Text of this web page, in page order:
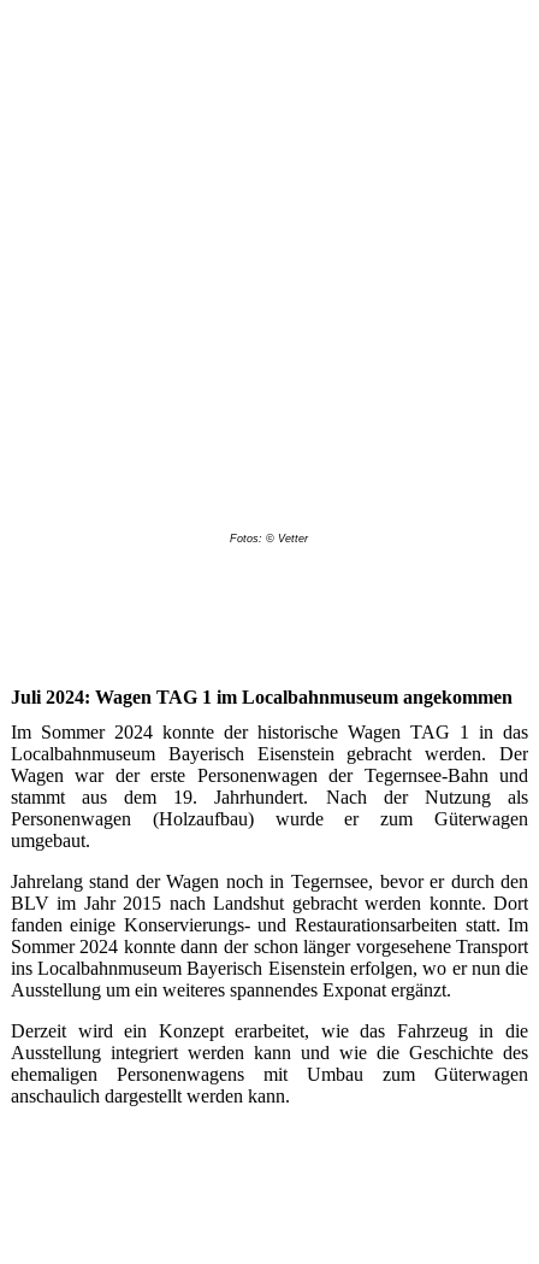
Fotos: © Vetter
Juli 2024: Wagen TAG 1 im Localbahnmuseum angekommen
Im Sommer 2024 konnte der historische Wagen TAG 1 in das
Localbahnmuseum Bayerisch Eisenstein gebracht werden. Der
Wagen war der erste Personenwagen der Tegernsee-Bahn und
stammt aus dem 19. Jahrhundert. Nach der Nutzung als
Personenwagen (Holzaufbau) wurde er zum Güterwagen
umgebaut.
Jahrelang stand der Wagen noch in Tegernsee, bevor er durch den
BLV im Jahr 2015 nach Landshut gebracht werden konnte. Dort
fanden einige Konservierungs- und Restaurationsarbeiten statt. Im
Sommer 2024 konnte dann der schon länger vorgesehene Transport
ins Localbahnmuseum Bayerisch Eisenstein erfolgen, wo er nun die
Ausstellung um ein weiteres spannendes Exponat ergänzt.
Derzeit wird ein Konzept erarbeitet, wie das Fahrzeug in die
Ausstellung integriert werden kann und wie die Geschichte des
ehemaligen Personenwagens mit Umbau zum Güterwagen
anschaulich dargestellt werden kann.